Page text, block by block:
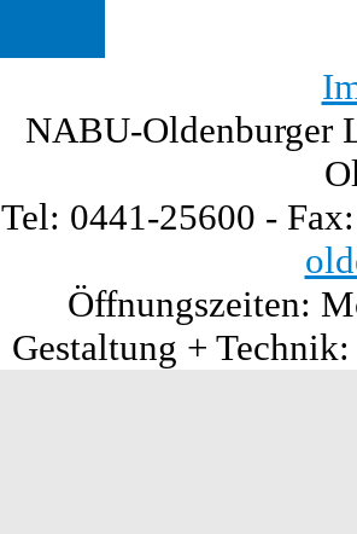
NABU-Oldenburger
Tel: 0441-25600 -
Öffnungszeiten:
Gestaltung +